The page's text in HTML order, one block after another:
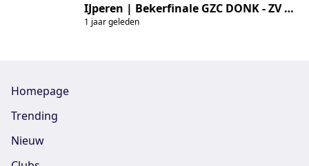
IJperen | Bekerfinale GZC DONK - ZV de
Zaan
1 jaar geleden
Homepage
Trending
Nieuw